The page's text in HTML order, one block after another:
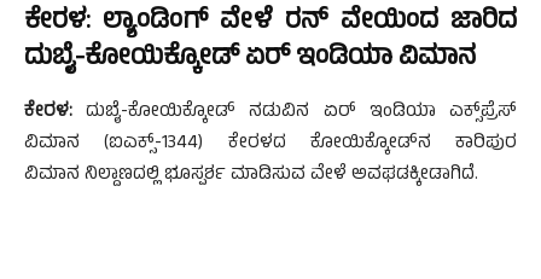
ಕೇರಳ: ಲ್ಯಾಂಡಿಂಗ್ ವೇಳೆ ರನ್ ವೇಯಿಂದ ಜಾರಿದ
ದುಬೈ-ಕೋಯಿಕ್ಕೋಡ್ ಏರ್ ಇಂಡಿಯಾ ವಿಮಾನ
ಕೇರಳ:ದುಬೈ-ಕೋಯಿಕ್ಕೋಡ್ ನಡುವಿನ ಏರ್ ಇಂಡಿಯಾ ಎಕ್ಸ್‌ಪ್ರೆಸ್
ವಿಮಾನ (ಐಎಕ್ಸ್-1344) ಕೇರಳದ ಕೋಯಿಕ್ಕೋಡ್‌ನ ಕಾರಿಪುರ
ವಿಮಾನ ನಿಲ್ದಾಣದಲ್ಲಿ ಭೂಸ್ಪರ್ಶ ಮಾಡಿಸುವ ವೇಳೆ ಅವಘಡಕ್ಕೀಡಾಗಿದೆ.